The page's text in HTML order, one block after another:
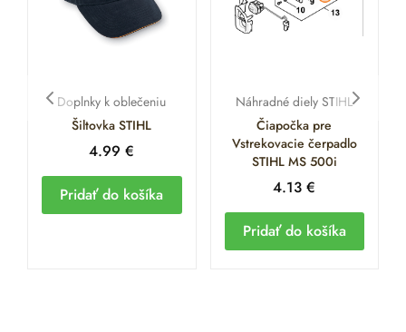
Doplnky k oblečeniu
Šiltovka STIHL
4.99€
Pridať do košíka
Náhradné diely STIHL
Čiapočka pre
Vstrekovacie čerpadlo
STIHL MS 500i
4.13€
Pridať do košíka